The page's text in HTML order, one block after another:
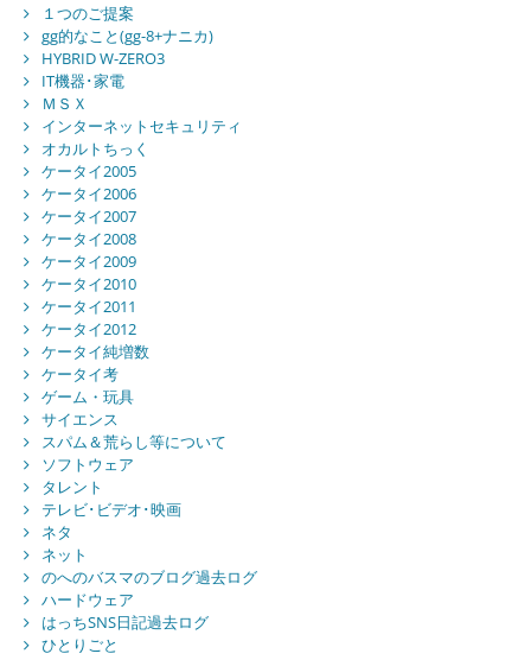
１つのご提案
gg的なこと(gg-8+ナニカ)
HYBRID W-ZERO3
IT機器･家電
ＭＳＸ
インターネットセキュリティ
オカルトちっく
ケータイ2005
ケータイ2006
ケータイ2007
ケータイ2008
ケータイ2009
ケータイ2010
ケータイ2011
ケータイ2012
ケータイ純増数
ケータイ考
ゲーム・玩具
サイエンス
スパム＆荒らし等について
ソフトウェア
タレント
テレビ･ビデオ･映画
ネタ
ネット
のへのバスマのブログ過去ログ
ハードウェア
はっちSNS日記過去ログ
ひとりごと